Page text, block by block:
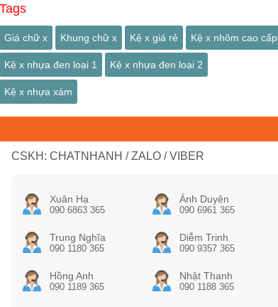
Tags
Giá chữ x Khung chữ x Kệ x giá rẻ Kệ x nhôm cao cấp
Kệ x nhựa đen loại 1 Kệ x nhựa đen loại 2
Kệ x nhựa xám
CSKH: CHATNHANH / ZALO / VIBER
Xuân Hạ
090 6863 365
Ánh Duyên
090 6961 365
Trung Nghĩa
090 1180 365
Diễm Trinh
090 9357 365
Hồng Anh
090 1189 365
Nhật Thanh
090 1188 365